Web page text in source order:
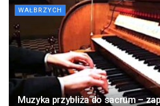
WAŁBRZYCH
Muzyka przybliża do sacrum –